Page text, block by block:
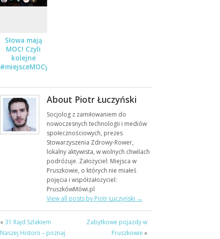
Słowa mają
MOC! Czyli
kolejne
#miejsceMOCy
About Piotr Łuczyński
Socjolog z zamiłowaniem do
nowoczesnych technologii i mediów
społecznościowych, prezes
Stowarzyszenia Zdrowy-Rower,
lokalny aktywista, w wolnych chwilach
podróżuje. Założyciel: Miejsca w
Pruszkowie, o których nie miałeś
pojęcia i współzałożyciel:
PruszkówMówi.pl
View all posts by Piotr Łuczyński →
« 31 Rajd Szlakiem
Naszej Historii – poznaj
Zabytkowe pojazdy w
Pruszkowie »